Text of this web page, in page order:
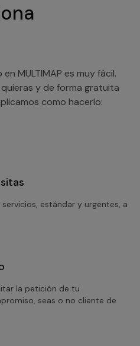
MULTIMAP es muy fácil.
y de forma gratuita
como hacerlo:
estándar y urgentes, a
la petición de tu
seas o no cliente de